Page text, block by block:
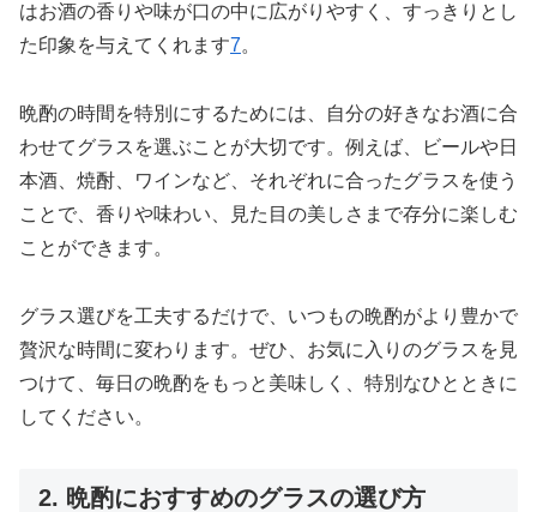
はお酒の香りや味が口の中に広がりやすく、すっきりとし
た印象を与えてくれます7。
晩酌の時間を特別にするためには、自分の好きなお酒に合
わせてグラスを選ぶことが大切です。例えば、ビールや日
本酒、焼酎、ワインなど、それぞれに合ったグラスを使う
ことで、香りや味わい、見た目の美しさまで存分に楽しむ
ことができます。
グラス選びを工夫するだけで、いつもの晩酌がより豊かで
贅沢な時間に変わります。ぜひ、お気に入りのグラスを見
つけて、毎日の晩酌をもっと美味しく、特別なひとときに
してください。
2. 晩酌におすすめのグラスの選び方